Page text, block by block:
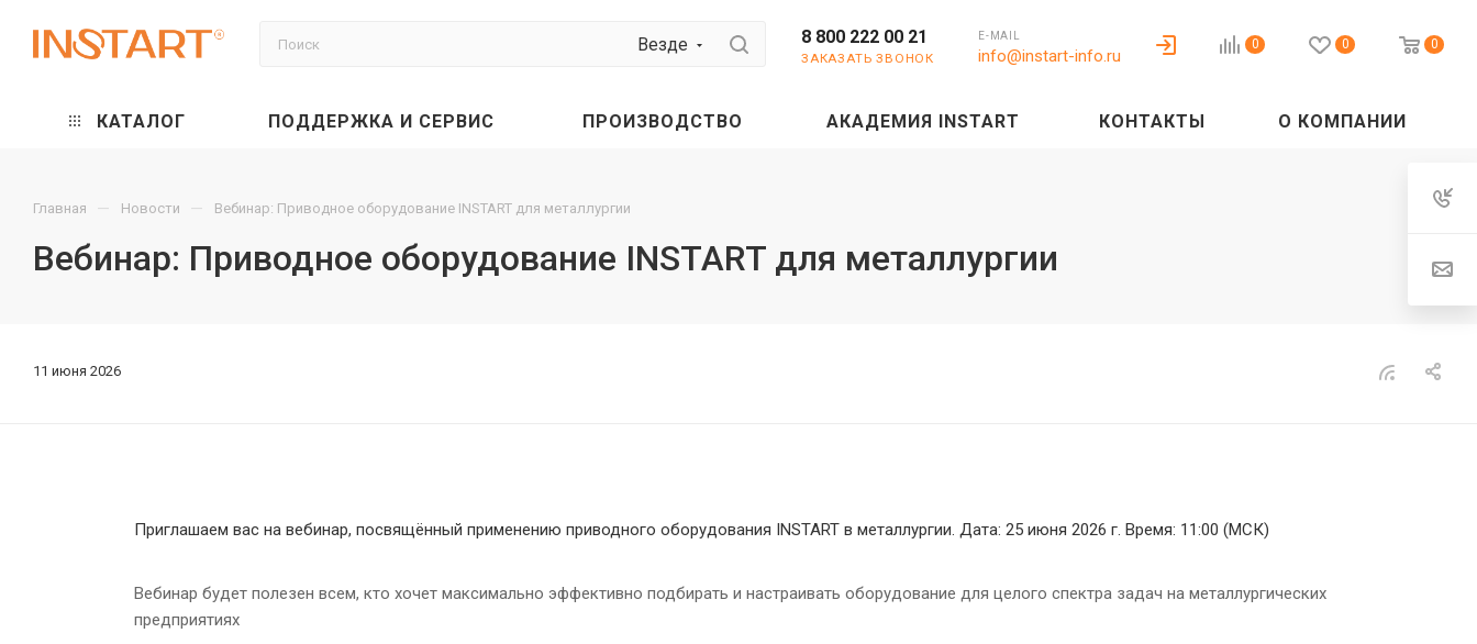
Везде 8 800 222 00 21
ЗАКАЗАТЬ ЗВОНОК
E-MAIL
info@instart-info.ru
0 0 0
КАТАЛОГ ПОДДЕРЖКА И СЕРВИС ПРОИЗВОДСТВО АКАДЕМИЯ INSTART КОНТАКТЫ О КОМПАНИИ
Главная — Новости — Вебинар: Приводное оборудование INSTART для металлургии
Вебинар: Приводное оборудование INSTART для металлургии
11 июня 2026
Приглашаем вас на вебинар, посвящённый применению приводного оборудования INSTART в металлургии. Дата: 25 июня 2026 г. Время: 11:00 (МСК)
Вебинар будет полезен всем, кто хочет максимально эффективно подбирать и настраивать оборудование для целого спектра задач на металлургических
предприятиях